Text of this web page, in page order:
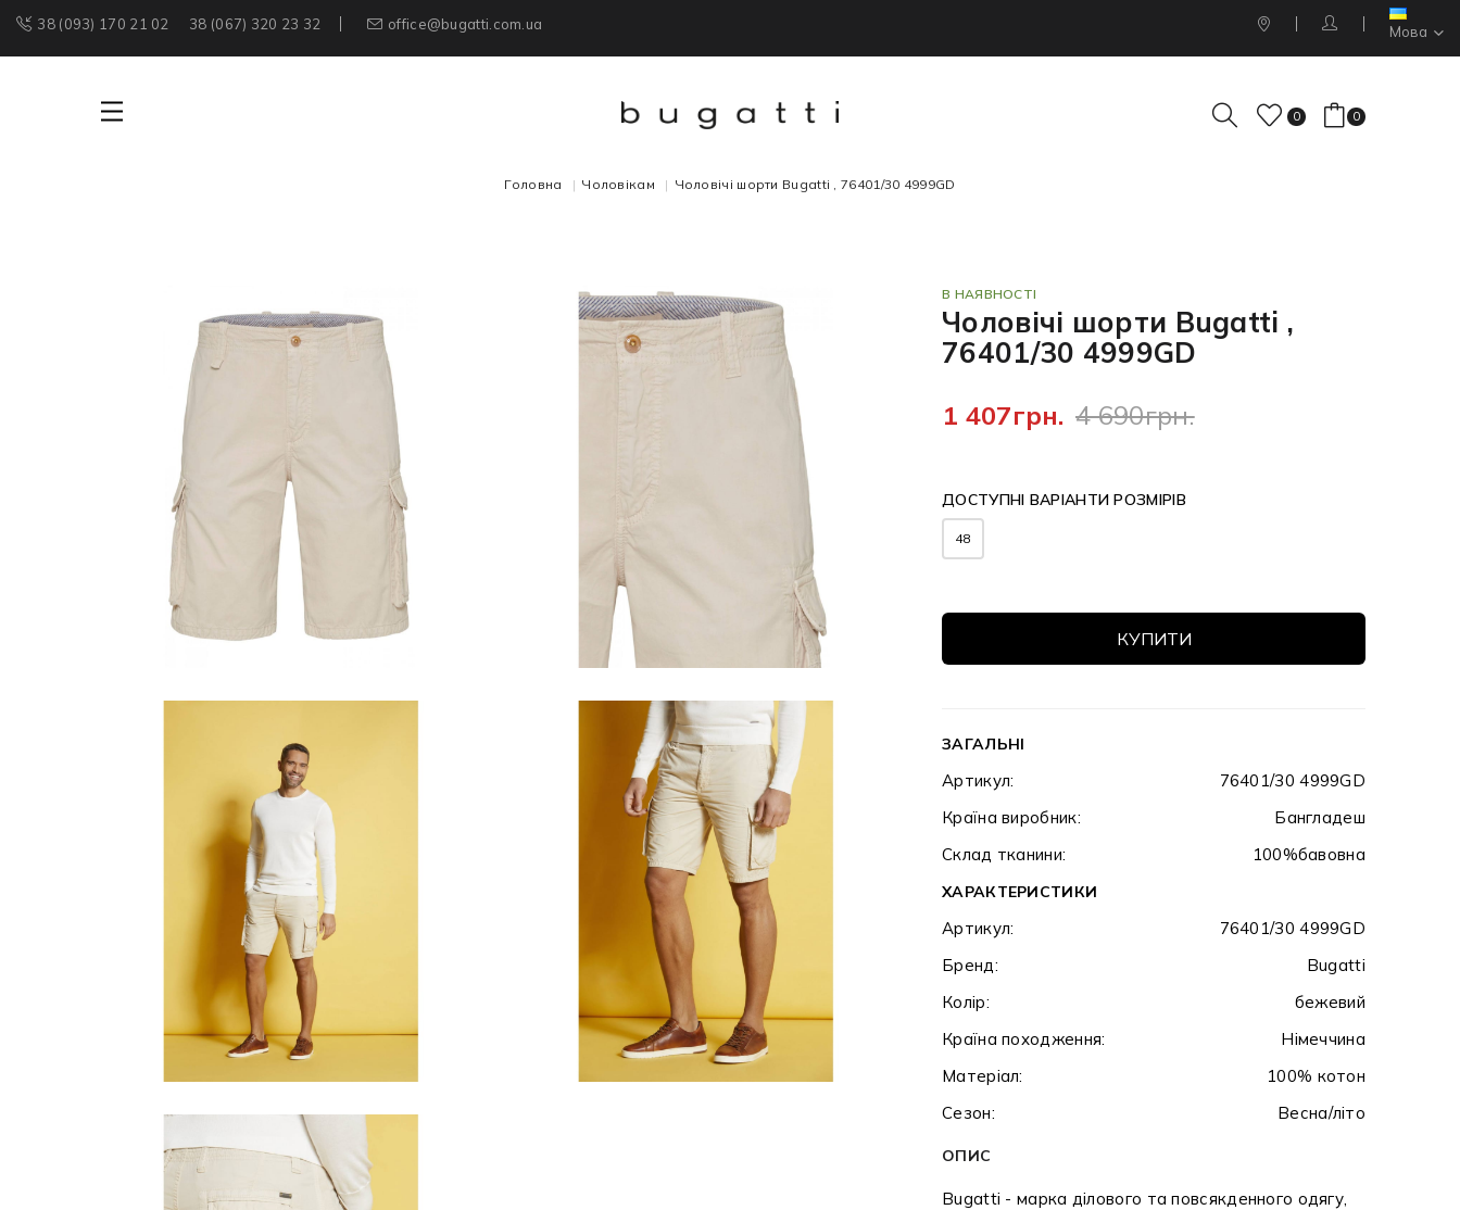
38 (093) 170 21 02 38 (067) 320 23 32 office@bugatti.com.ua Мова
0 0
Головна Чоловікам Чоловічі шорти Bugatti , 76401/30 4999GD
В НАЯВНОСТІ
Чоловічі шорти Bugatti ,
76401/30 4999GD
1 407грн. 4 690грн.
ДОСТУПНІ ВАРІАНТИ РОЗМІРІВ
48
КУПИТИ
ЗАГАЛЬНІ
Артикул:
76401/30 4999GD
Країна виробник:
Бангладеш
Склад тканини:
100%бавовна
ХАРАКТЕРИСТИКИ
Артикул:
76401/30 4999GD
Бренд:
Bugatti
Колір:
бежевий
Країна походження:
Німеччина
Матеріал:
100% котон
Сезон:
Весна/літо
ОПИС
Bugatti - марка ділового та повсякденного одягу,